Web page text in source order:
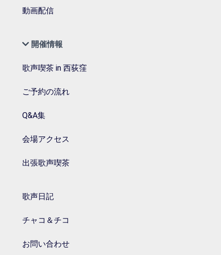
動画配信
開催情報
歌声喫茶 in 西荻窪
ご予約の流れ
Q&A集
会場アクセス
出張歌声喫茶
歌声日記
チャコ＆チコ
お問い合わせ